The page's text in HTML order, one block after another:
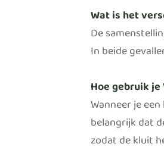
Wat is het
De
In beide
Hoe gebruik
Wanneer je
belangrijk dat